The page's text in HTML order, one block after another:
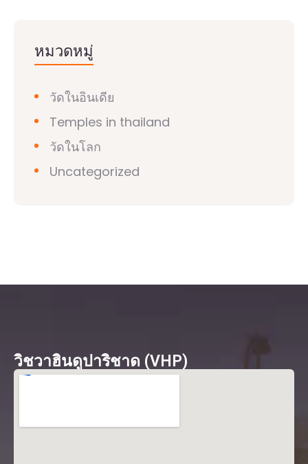
หมวดหมู่
วัดในอินเดีย
Temples in thailand
วัดในโลก
Uncategorized
วิชวาฮินดูปาริชาด (VHP)